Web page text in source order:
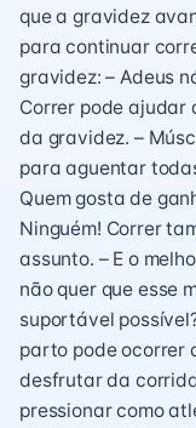
que a gravidez
para continuar
gravidez: – Adeus
Correr pode ajudar
da gravidez. –
para aguentar
Quem gosta de
Ninguém! Correr
assunto. – E o
não quer que esse
suportável
parto pode ocorrer
desfrutar da
pressionar como